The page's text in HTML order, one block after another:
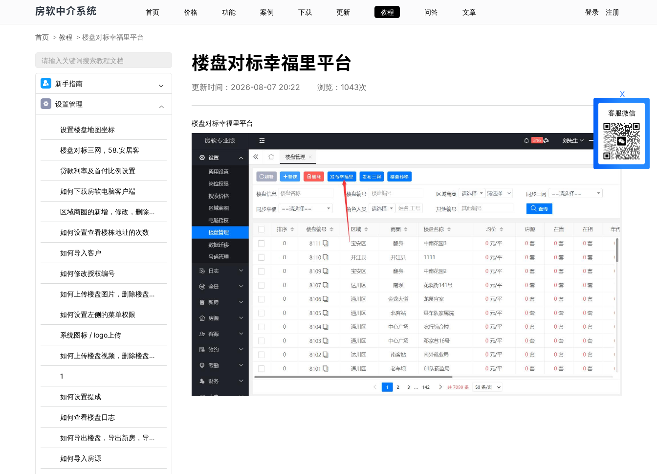
房软中介系统 首页 价格 功能 案例 下载 更新 教程 问答 文章 登录 注册
首页 > 教程 > 楼盘对标幸福里平台
新手指南
设置管理
设置楼盘地图坐标
楼盘对标三网，58.安居客
贷款利率及首付比例设置
如何下载房软电脑客户端
区域商圈的新增，修改，删除操作
如何设置查看楼栋地址的次数
如何导入客户
如何修改授权编号
如何上传楼盘图片，删除楼盘图片，下载楼盘图片
如何设置左侧的菜单权限
系统图标 / logo上传
如何上传楼盘视频，删除楼盘视频
1
如何设置提成
如何查看楼盘日志
如何导出楼盘，导出新房，导出房源，导出客户等
如何导入房源
楼盘对标幸福里平台
更新时间：2026-08-07 20:22 浏览：1043次
楼盘对标幸福里平台
X
客服微信